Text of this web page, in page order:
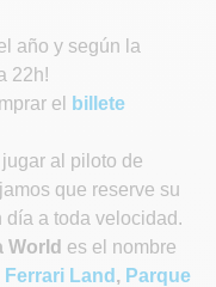
año y según la
22h!
el
billete
al piloto de
que reserve su
día a toda velocidad.
World es el nombre
Ferrari Land , Parque